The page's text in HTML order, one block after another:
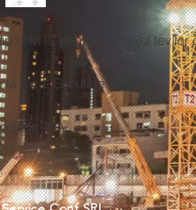
U M12 pentru montajul
la rece. Greutate: 0.73 kg.
TVA.